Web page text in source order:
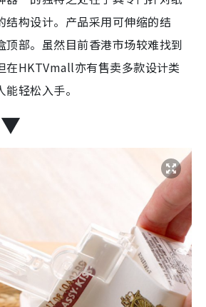
结构设计。产品采用可伸缩的结
顶部。虽然目前香港市场较难找到
在HKTVmall亦有售卖多款设计类
轻松入手。
▼